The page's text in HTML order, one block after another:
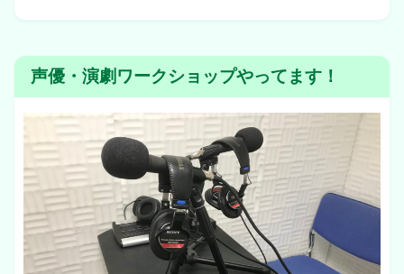
声優・演劇ワークショップやってます！